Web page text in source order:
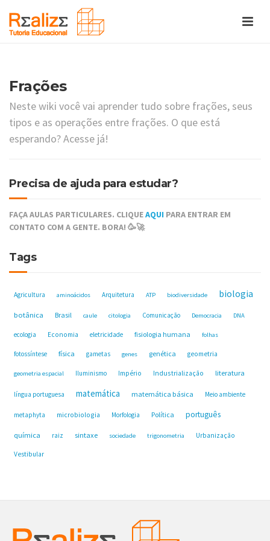
Frações
Neste wiki você vai aprender tudo sobre frações, seus
tipos e as operações entre frações. O que está
esperando? Acesse já!
Precisa de ajuda para estudar?
FAÇA AULAS PARTICULARES. CLIQUEAQUI PARA ENTRAR EM
CONTATO COM A GENTE. BORA! 🥳🚀
Tags
Agricultura aminoácidos Arquitetura ATP biodiversidade biologia
botânica Brasil caule citologia Comunicação Democracia DNA
ecologia Economia eletricidade fisiologia humana folhas
fotossíntese física gametas genes genética geometria
geometria espacial Iluminismo Império Industrialização literatura
língua portuguesa matemática matemática básica Meio ambiente
metaphyta microbiologia Morfologia Política português
química raiz sintaxe sociedade trigonometria Urbanização
Vestibular